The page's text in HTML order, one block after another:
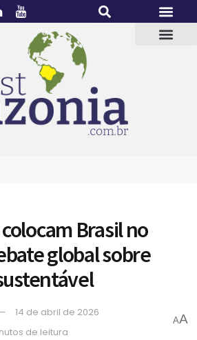
Brasil no
global sobre
14 de abril de 2026
de leitura
AA